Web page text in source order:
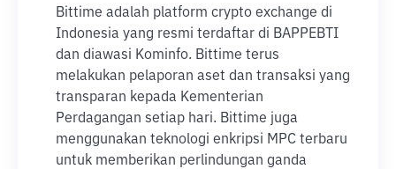
Bittime adalah platform crypto exchange di
Indonesia yang resmi terdaftar di BAPPEBTI
dan diawasi Kominfo. Bittime terus
melakukan pelaporan aset dan transaksi yang
transparan kepada Kementerian
Perdagangan setiap hari. Bittime juga
menggunakan teknologi enkripsi MPC terbaru
untuk memberikan perlindungan ganda